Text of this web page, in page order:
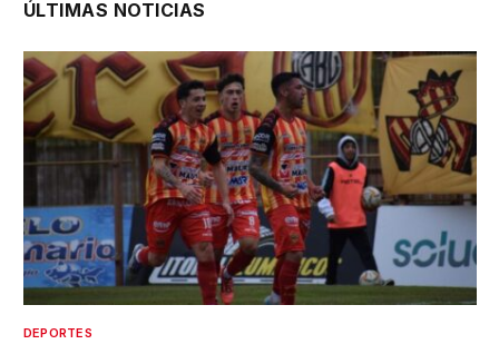
ÚLTIMAS NOTICIAS
DEPORTES